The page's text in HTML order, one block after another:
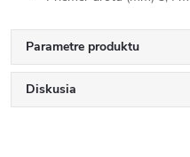
Parametre produktu
Diskusia